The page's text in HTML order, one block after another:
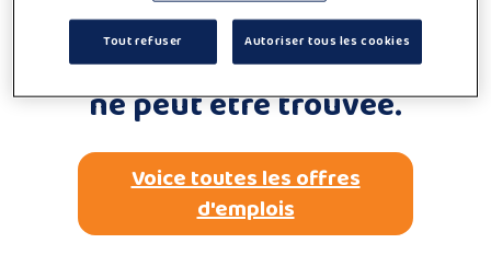
Malheureusement,
cette offre d'emploi
ne peut être trouvée.
Voice toutes les offres
d'emplois
Tout refuser Autoriser tous les cookies